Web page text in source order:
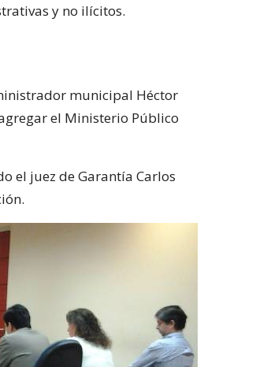
y no ilícitos.
municipal Héctor
el Ministerio Público
el juez de Garantía Carlos